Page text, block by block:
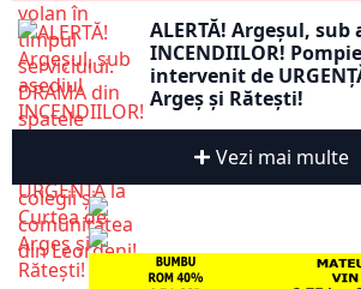
ALERTĂ! Argeșul, sub
INCENDIILOR!
intervenit de
Argeș și Rătești!
Vezi mai multe